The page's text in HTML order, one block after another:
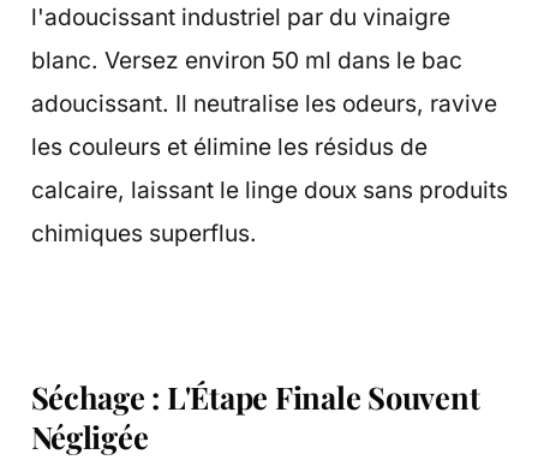
l'adoucissant industriel par du vinaigre
blanc. Versez environ 50 ml dans le bac
adoucissant. Il neutralise les odeurs, ravive
les couleurs et élimine les résidus de
calcaire, laissant le linge doux sans produits
chimiques superflus.
Séchage : L'Étape Finale Souvent
Négligée